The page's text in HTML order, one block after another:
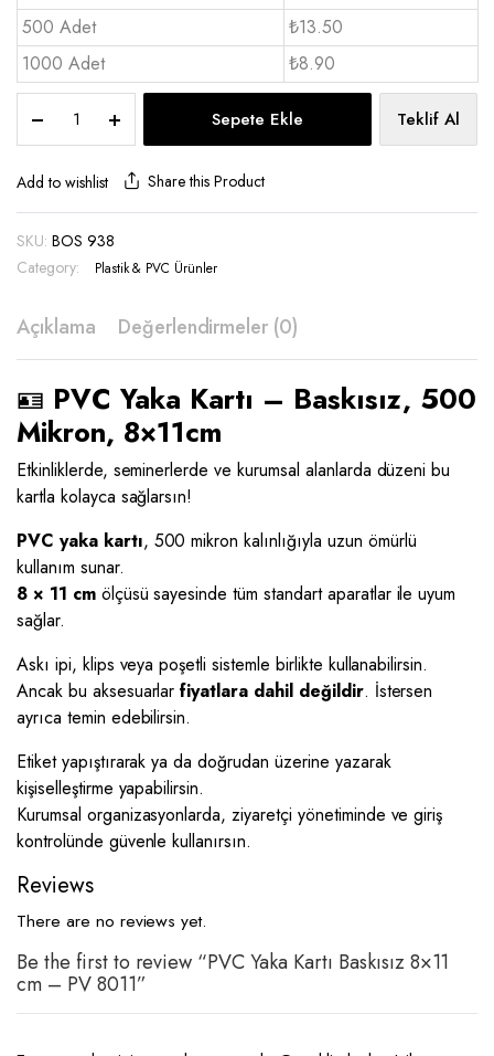
500 Adet
₺13.50
1000 Adet
₺8.90
Yaka
Kartı
Baskısız
-
PV
quantity
Sepete Ekle Teklif Al
Add to wishlist Share this Product
SKU: BOS 938
Category:
Plastik & PVC Ürünler
Açıklama Değerlendirmeler (0)
🪪 PVC Yaka Kartı – Baskısız, 500
Mikron, 8×11cm
Etkinliklerde, seminerlerde ve kurumsal alanlarda düzeni bu
kartla kolayca sağlarsın!
PVC yaka kartı, 500 mikron kalınlığıyla uzun ömürlü
kullanım sunar.
8 × 11 cmölçüsü sayesinde tüm standart aparatlar ile uyum
sağlar.
Askı ipi, klips veya poşetli sistemle birlikte kullanabilirsin.
Ancak bu aksesuarlarfiyatlara dahil değildir. İstersen
ayrıca temin edebilirsin.
Etiket yapıştırarak ya da doğrudan üzerine yazarak
kişiselleştirme yapabilirsin.
Kurumsal organizasyonlarda, ziyaretçi yönetiminde ve giriş
kontrolünde güvenle kullanırsın.
Reviews
There are no reviews yet.
Be the first to review “PVC Yaka Kartı Baskısız 8×11
cm – PV 8011”